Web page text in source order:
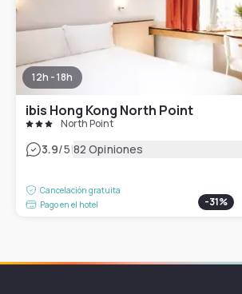
12h - 18h
ibis Hong Kong North Point
North Point
3.9/5|82 Opiniones
Cancelación gratuita
Pago en el hotel
-31%